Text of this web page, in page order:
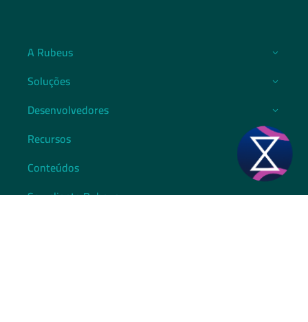
A Rubeus
Soluções
Desenvolvedores
Recursos
Conteúdos
Sou cliente Rubeus